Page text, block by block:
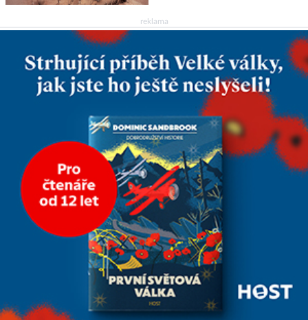
přitom vědce zaujal hrob
modrou filcovou čapkou, z níž
se draly blonďaté vlásky. Fakt,
že jsou těla dávných lidí
nesmírně dobře zachovalá,
přičítají odborníci zdejším
klimatickým podmínkám.
Sucho, prosolené písky a
extrémně
reklama